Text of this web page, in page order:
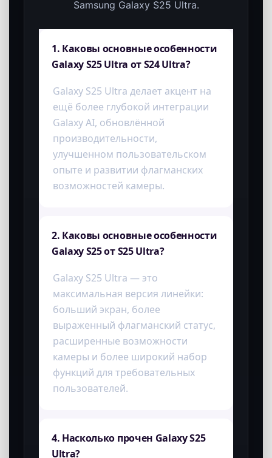
Обведите и найдите
Достаточно выделить объект, текст,
смартфон быстро поможет найти
нужную информацию без переключения
между приложениями.